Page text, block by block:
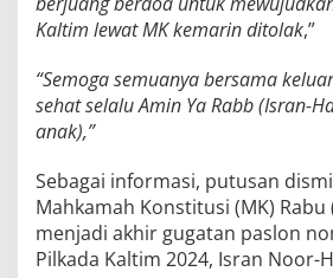
Kaltim lewat MK kemarin ditolak,”
“Semoga semuanya bersama
sehat selalu Amin Ya Rabb (Isran-
anak),”
Sebagai informasi, putusan
Mahkamah Konstitusi (MK) Rabu
menjadi akhir gugatan paslon
Pilkada Kaltim 2024, Isran Noor-